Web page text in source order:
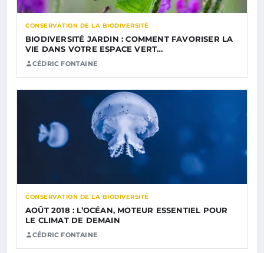
CONSERVATION DE LA BIODIVERSITÉ
BIODIVERSITÉ JARDIN : COMMENT FAVORISER LA
VIE DANS VOTRE ESPACE VERT…
CÉDRIC FONTAINE
CONSERVATION DE LA BIODIVERSITÉ
AOÛT 2018 : L’OCÉAN, MOTEUR ESSENTIEL POUR
LE CLIMAT DE DEMAIN
CÉDRIC FONTAINE